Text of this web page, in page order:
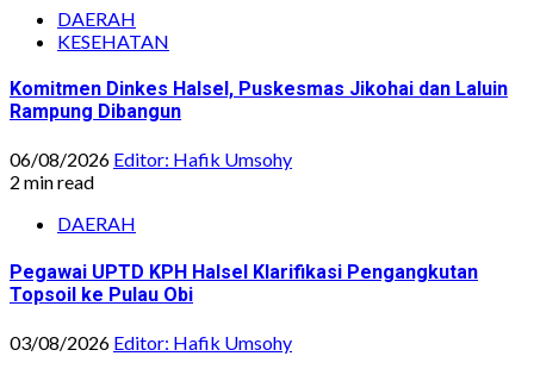
DAERAH
KESEHATAN
Komitmen Dinkes Halsel, Puskesmas Jikohai dan Laluin
Rampung Dibangun
06/08/2026 Editor: Hafik Umsohy
2 min read
DAERAH
Pegawai UPTD KPH Halsel Klarifikasi Pengangkutan
Topsoil ke Pulau Obi
03/08/2026 Editor: Hafik Umsohy